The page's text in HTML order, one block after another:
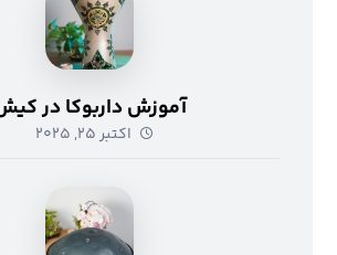
آموزش داربوکا در
اکتبر ۲۵, ۲۰۲۵